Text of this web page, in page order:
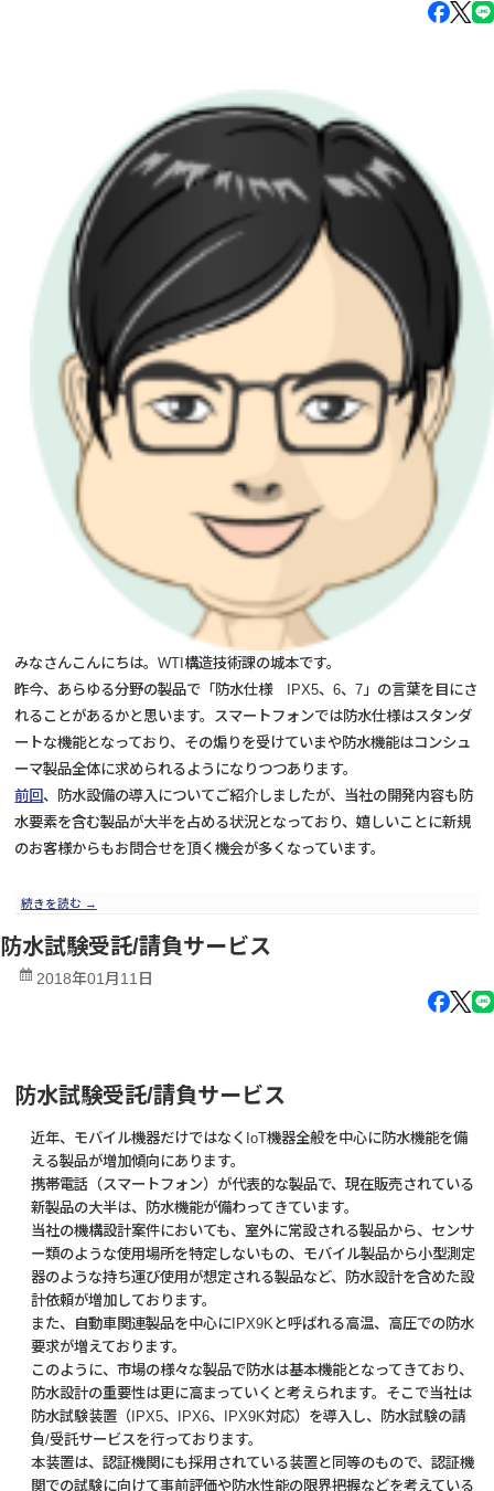
みなさんこんにちは。WTI構造技術課の城本です。
昨今、あらゆる分野の製品で「防水仕様 IPX5、6、7」の言葉を目にさ
れることがあるかと思います。スマートフォンでは防水仕様はスタンダ
ートな機能となっており、その煽りを受けていまや防水機能はコンシュ
ーマ製品全体に求められるようになりつつあります。
前回、防水設備の導入についてご紹介しましたが、当社の開発内容も防
水要素を含む製品が大半を占める状況となっており、嬉しいことに新規
のお客様からもお問合せを頂く機会が多くなっています。
続きを読む →
防水試験受託/請負サービス
2018年01月11日
防水試験受託/請負サービス
近年、モバイル機器だけではなくIoT機器全般を中心に防水機能を備
える製品が増加傾向にあります。
携帯電話（スマートフォン）が代表的な製品で、現在販売されている
新製品の大半は、防水機能が備わってきています。
当社の機構設計案件においても、室外に常設される製品から、センサ
ー類のような使用場所を特定しないもの、モバイル製品から小型測定
器のような持ち運び使用が想定される製品など、防水設計を含めた設
計依頼が増加しております。
また、⾃動⾞関連製品を中心にIPX9Kと呼ばれる高温、高圧での防水
要求が増えております。
このように、市場の様々な製品で防水は基本機能となってきており、
防水設計の重要性は更に高まっていくと考えられます。そこで当社は
防水試験装置（IPX5、IPX6、IPX9K対応）を導入し、防水試験の請
負/受託サービスを行っております。
本装置は、認証機関にも採用されている装置と同等のもので、認証機
関での試験に向けて事前評価や防水性能の限界把握などを考えている